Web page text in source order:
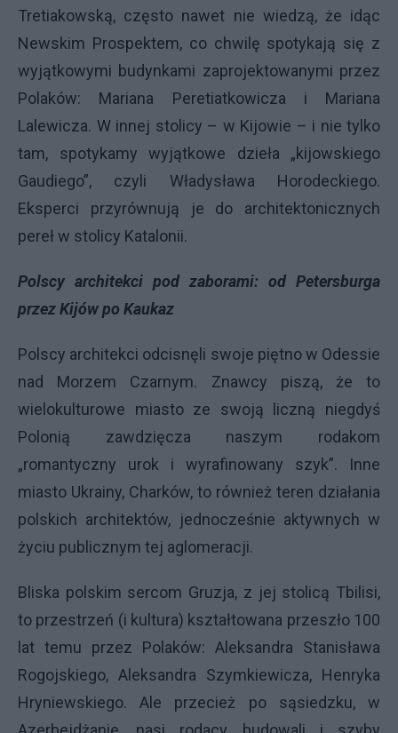
Tretiakowską, często nawet nie wiedzą, że idąc
Newskim Prospektem, co chwilę spotykają się z
wyjątkowymi budynkami zaprojektowanymi przez
Polaków: Mariana Peretiatkowicza i Mariana
Lalewicza. W innej stolicy – w Kijowie – i nie tylko
tam, spotykamy wyjątkowe dzieła „kijowskiego
Gaudiego”, czyli Władysława Horodeckiego.
Eksperci przyrównują je do architektonicznych
pereł w stolicy Katalonii.
Polscy architekci pod zaborami: od Petersburga
przez Kijów po Kaukaz
Polscy architekci odcisnęli swoje piętno w Odessie
nad Morzem Czarnym. Znawcy piszą, że to
wielokulturowe miasto ze swoją liczną niegdyś
Polonią zawdzięcza naszym rodakom
„romantyczny urok i wyrafinowany szyk”. Inne
miasto Ukrainy, Charków, to również teren działania
polskich architektów, jednocześnie aktywnych w
życiu publicznym tej aglomeracji.
Bliska polskim sercom Gruzja, z jej stolicą Tbilisi,
to przestrzeń (i kultura) kształtowana przeszło 100
lat temu przez Polaków: Aleksandra Stanisława
Rogojskiego, Aleksandra Szymkiewicza, Henryka
Hryniewskiego. Ale przecież po sąsiedzku, w